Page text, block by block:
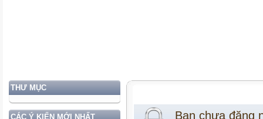
THƯ MỤC
CÁC Ý KIẾN MỚI NHẤT Bạn chưa đăng